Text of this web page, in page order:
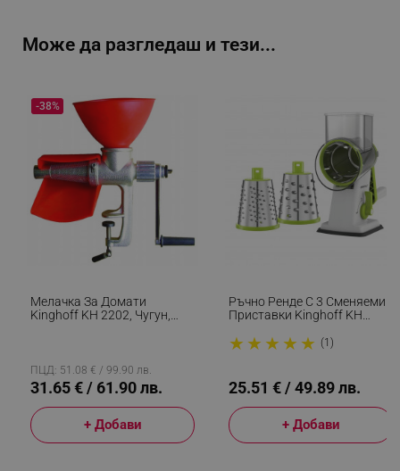
Може да разгледаш и тези...
Мелачка За Домати
Kinghoff KH 2202, Чугун,
-38%
ПЦД: 51.08 € / 99.90 лв.
31.65 € / 61.90 лв.
+ Добави
Ръчно Ренде С 3 Сменяеми
Приставки Kinghoff KH
Стомана, Бял/Зелен
★ ★ ★ ★ ★ (1)
25.51 € / 49.89 лв.
+ Добави